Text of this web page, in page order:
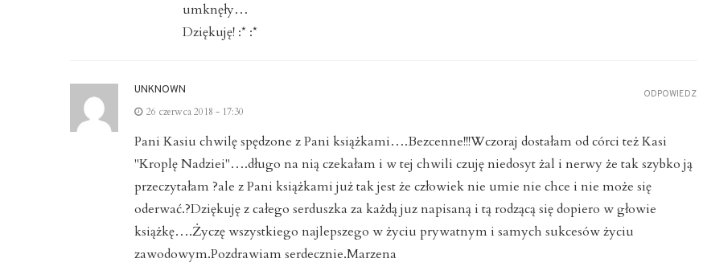
umknęły…
Dziękuję! :* :*
UNKNOWN
26 czerwca 2018 - 17:30
Pani Kasiu chwilę spędzone z Pani książkami….Bezcenne!!!Wczoraj dostałam od córci też Kasi
"Kroplę Nadziei"….długo na nią czekałam i w tej chwili czuję niedosyt żal i nerwy że tak szybko ją
przeczytałam ?ale z Pani książkami już tak jest że człowiek nie umie nie chce i nie może się
oderwać.?Dziękuję z całego serduszka za każdą juz napisaną i tą rodzącą się dopiero w głowie
książkę….Życzę wszystkiego najlepszego w życiu prywatnym i samych sukcesów życiu
zawodowym.Pozdrawiam serdecznie.Marzena
ODPOWIEDZ